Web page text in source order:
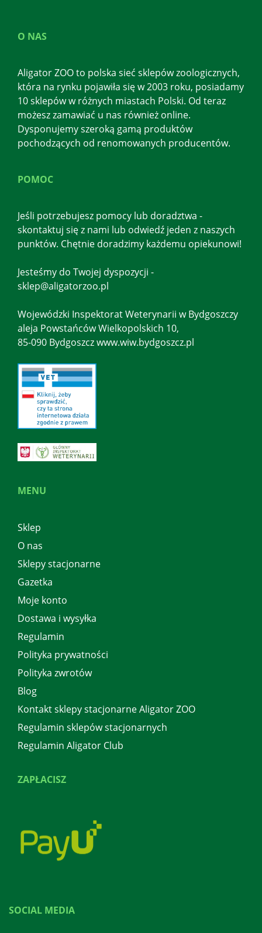
O NAS
Aligator ZOO to polska sieć sklepów zoologicznych,
która na rynku pojawiła się w 2003 roku, posiadamy
10 sklepów w różnych miastach Polski. Od teraz
możesz zamawiać u nas również online.
Dysponujemy szeroką gamą produktów
pochodzących od renomowanych producentów.
MENU
Sklep
O nas
Sklepy stacjonarne
Gazetka
Moje konto
Dostawa i wysyłka
Regulamin
Polityka prywatności
Polityka zwrotów
Blog
Kontakt sklepy stacjonarne Aligator ZOO
Regulamin sklepów stacjonarnych
Regulamin Aligator Club
ZAPŁACISZ
POMOC
Jeśli potrzebujesz pomocy lub doradztwa -
skontaktuj się z nami lub odwiedź jeden z naszych
punktów. Chętnie doradzimy każdemu opiekunowi!
Jesteśmy do Twojej dyspozycji -
sklep@aligatorzoo.pl
Wojewódzki Inspektorat Weterynarii w Bydgoszczy
aleja Powstańców Wielkopolskich 10,
85-090 Bydgoszcz www.wiw.bydgoszcz.pl
SOCIAL MEDIA